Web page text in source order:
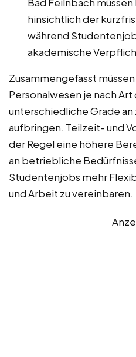
hinsichtlich der
während
akademische
Zusammengefasst
Personalwesen je nach Art
unterschiedliche Grade
aufbringen. Teilzeit- und
der Regel eine höhere
an betriebliche
Studentenjobs mehr
und Arbeit zu vereinbaren.